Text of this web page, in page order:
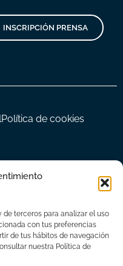
de terceros para analizar el uso
con tus preferencias
de tus hábitos de navegación
nuestra Política de
INSCRIPCIÓN PRENSA
Política de cookies